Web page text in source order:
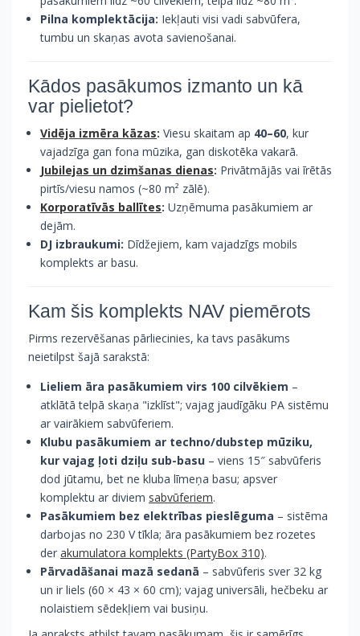
Pilna komplektācija: Iekļauti visi vadi sabvūfera,
tumbu un skaņas avota savienošanai.
Kādos pasākumos izmanto un kā
var pielietot?
Vidēja izmēra kāzas: Viesu skaitam ap 40–60, kur
vajadzīga gan fona mūzika, gan diskotēka vakarā.
Jubilejas un dzimšanas dienas: Privātmājās vai īrētās
pirtīs/viesu namos (~80 m² zālē).
Korporatīvās ballītes: Uzņēmuma pasākumiem ar
dejām.
DJ izbraukumi: Dīdžejiem, kam vajadzīgs mobils
komplekts ar basu.
Kam šis komplekts NAV piemērots
Pirms rezervēšanas pārliecinies, ka tavs pasākums
neietilpst šajā sarakstā:
Lieliem āra pasākumiem virs 100 cilvēkiem –
atklātā telpā skaņa "izklīst"; vajag jaudīgāku PA sistēmu
ar vairākiem sabvūferiem.
Klubu pasākumiem ar techno/dubstep mūziku,
kur vajag ļoti dziļu sub-basu – viens 15″ sabvūferis
dod jūtamu, bet ne kluba līmeņa basu; apsver
komplektu ar diviem sabvūferiem.
Pasākumiem bez elektrības pieslēguma – sistēma
darbojas no 230 V tīkla; āra pasākumiem bez rozetes
der akumulatora komplekts (PartyBox 310).
Pārvadāšanai mazā sedanā – sabvūferis sver 32 kg
un ir liels (60 × 43 × 60 cm); vajag universāli, hečbeku ar
nolaistiem sēdekļiem vai busiņu.